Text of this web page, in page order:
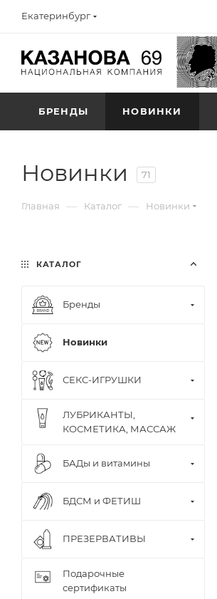
Екатеринбург
БРЕНДЫ НОВИНКИ
Новинки 71
Главная — Каталог — Новинки
КАТАЛОГ
Бренды
Новинки
СЕКС-ИГРУШКИ
ЛУБРИКАНТЫ,
КОСМЕТИКА, МАССАЖ
БАДы и витамины
БДСМ и ФЕТИШ
ПРЕЗЕРВАТИВЫ
Подарочные
сертификаты